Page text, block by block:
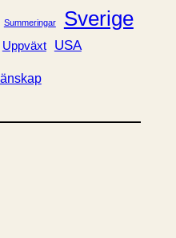
Summeringar Sverige
Uppväxt USA